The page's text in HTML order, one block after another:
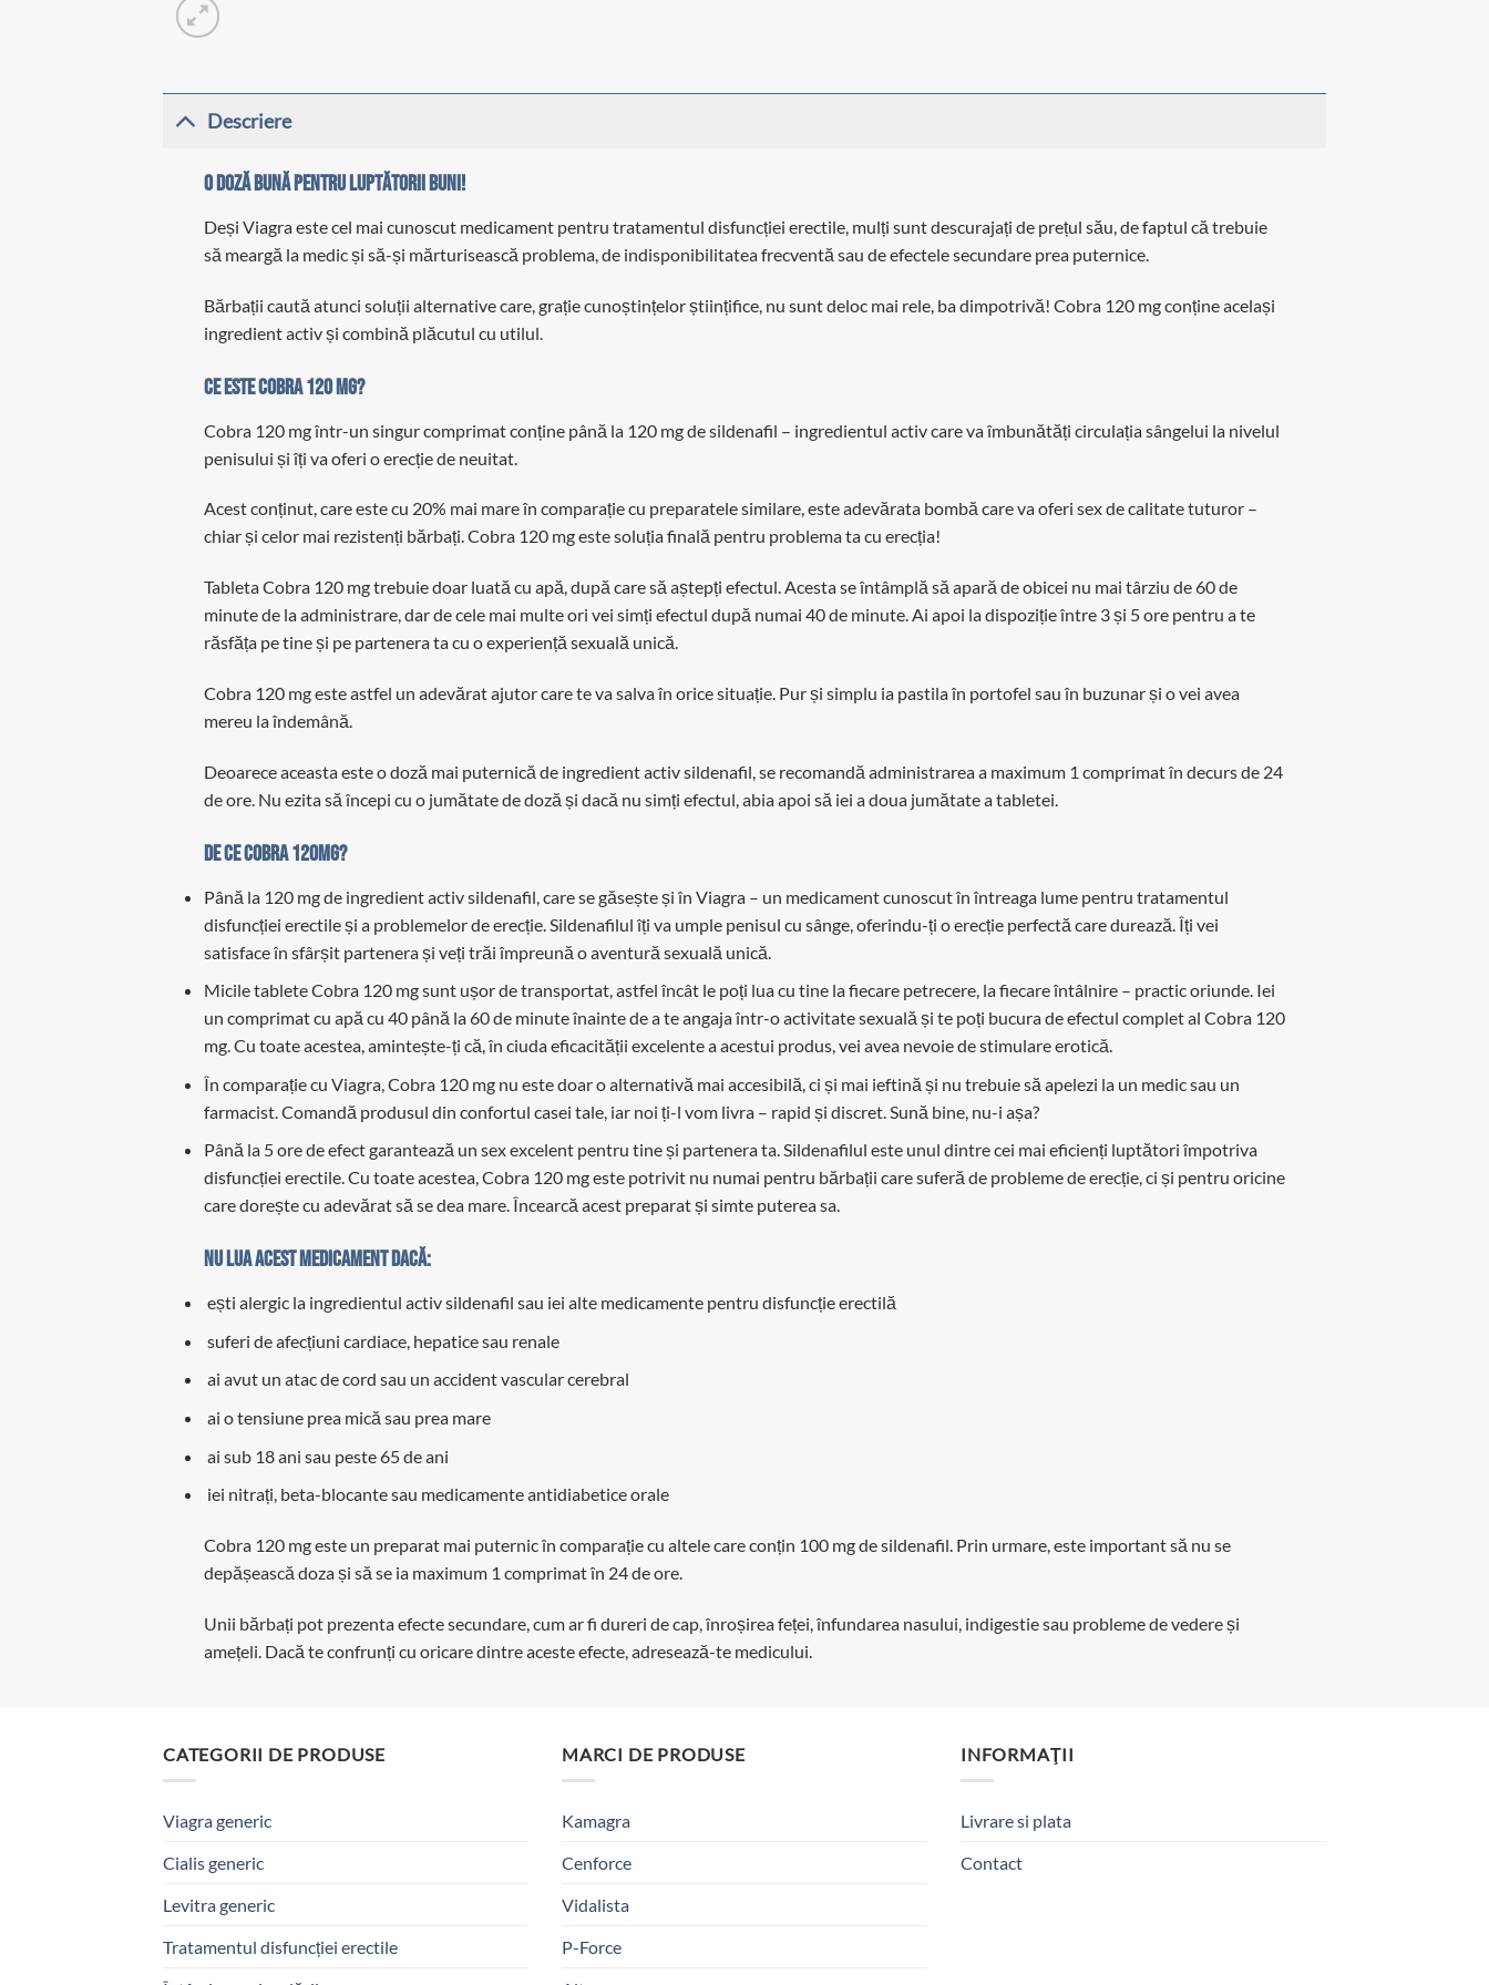
Descriere
O doză bună pentru luptătorii buni!
Deși Viagra este cel mai cunoscut medicament pentru tratamentul disfuncției erectile, mulți sunt descurajați de prețul său, de faptul că trebuie
să meargă la medic și să-și mărturisească problema, de indisponibilitatea frecventă sau de efectele secundare prea puternice.
Bărbații caută atunci soluții alternative care, grație cunoștințelor științifice, nu sunt deloc mai rele, ba dimpotrivă! Cobra 120 mg conține același
ingredient activ și combină plăcutul cu utilul.
Ce este Cobra 120 mg?
Cobra 120 mg într-un singur comprimat conține până la 120 mg de sildenafil – ingredientul activ care va îmbunătăți circulația sângelui la nivelul
penisului și îți va oferi o erecție de neuitat.
Acest conținut, care este cu 20% mai mare în comparație cu preparatele similare, este adevărata bombă care va oferi sex de calitate tuturor –
chiar și celor mai rezistenți bărbați. Cobra 120 mg este soluția finală pentru problema ta cu erecția!
Tableta Cobra 120 mg trebuie doar luată cu apă, după care să aștepți efectul. Acesta se întâmplă să apară de obicei nu mai târziu de 60 de
minute de la administrare, dar de cele mai multe ori vei simți efectul după numai 40 de minute. Ai apoi la dispoziție între 3 și 5 ore pentru a te
răsfăța pe tine și pe partenera ta cu o experiență sexuală unică.
Cobra 120 mg este astfel un adevărat ajutor care te va salva în orice situație. Pur și simplu ia pastila în portofel sau în buzunar și o vei avea
mereu la îndemână.
Deoarece aceasta este o doză mai puternică de ingredient activ sildenafil, se recomandă administrarea a maximum 1 comprimat în decurs de 24
de ore. Nu ezita să începi cu o jumătate de doză și dacă nu simți efectul, abia apoi să iei a doua jumătate a tabletei.
De ce Cobra 120mg?
Până la 120 mg de ingredient activ sildenafil, care se găsește și în Viagra – un medicament cunoscut în întreaga lume pentru tratamentul
disfuncției erectile și a problemelor de erecție. Sildenafilul îți va umple penisul cu sânge, oferindu-ți o erecție perfectă care durează. Îți vei
satisface în sfârșit partenera și veți trăi împreună o aventură sexuală unică.
Micile tablete Cobra 120 mg sunt ușor de transportat, astfel încât le poți lua cu tine la fiecare petrecere, la fiecare întâlnire – practic oriunde. Iei
un comprimat cu apă cu 40 până la 60 de minute înainte de a te angaja într-o activitate sexuală și te poți bucura de efectul complet al Cobra 120
mg. Cu toate acestea, amintește-ți că, în ciuda eficacității excelente a acestui produs, vei avea nevoie de stimulare erotică.
În comparație cu Viagra, Cobra 120 mg nu este doar o alternativă mai accesibilă, ci și mai ieftină și nu trebuie să apelezi la un medic sau un
farmacist. Comandă produsul din confortul casei tale, iar noi ți-l vom livra – rapid și discret. Sună bine, nu-i așa?
Până la 5 ore de efect garantează un sex excelent pentru tine și partenera ta. Sildenafilul este unul dintre cei mai eficienți luptători împotriva
disfuncției erectile. Cu toate acestea, Cobra 120 mg este potrivit nu numai pentru bărbații care suferă de probleme de erecție, ci și pentru oricine
care dorește cu adevărat să se dea mare. Încearcă acest preparat și simte puterea sa.
Nu lua acest medicament dacă:
ești alergic la ingredientul activ sildenafil sau iei alte medicamente pentru disfuncție erectilă
suferi de afecțiuni cardiace, hepatice sau renale
ai avut un atac de cord sau un accident vascular cerebral
ai o tensiune prea mică sau prea mare
ai sub 18 ani sau peste 65 de ani
iei nitrați, beta-blocante sau medicamente antidiabetice orale
Cobra 120 mg este un preparat mai puternic în comparație cu altele care conțin 100 mg de sildenafil. Prin urmare, este important să nu se
depășească doza și să se ia maximum 1 comprimat în 24 de ore.
Unii bărbați pot prezenta efecte secundare, cum ar fi dureri de cap, înroșirea feței, înfundarea nasului, indigestie sau probleme de vedere și
amețeli. Dacă te confrunți cu oricare dintre aceste efecte, adresează-te medicului.
CATEGORII DE PRODUSE
Viagra generic
Cialis generic
Levitra generic
Tratamentul disfuncției erectile
MARCI DE PRODUSE
Kamagra
Cenforce
Vidalista
P-Force
INFORMAŢII
Livrare si plata
Contact